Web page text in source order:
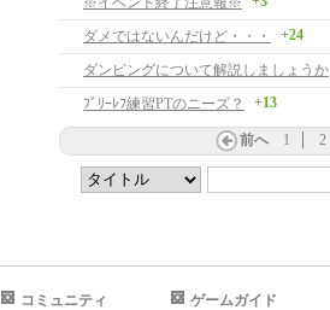
ダメではないんだけど・・・
+24
ダンピングについて解説しましょうか
ﾌﾞﾘｰﾚﾌ練習PTのニーズ？
+13
前へ 1 2
コミュニティ ゲームガイド